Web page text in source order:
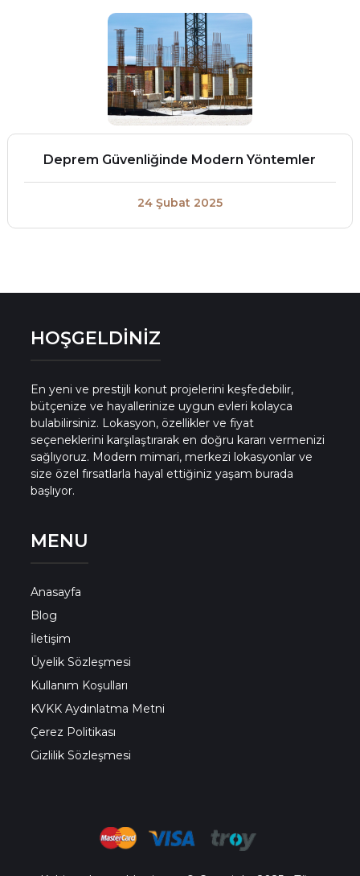
Deprem Güvenliğinde Modern Yöntemler
24 Şubat 2025
HOŞGELDİNİZ
En yeni ve prestijli konut projelerini keşfedebilir,
bütçenize ve hayallerinize uygun evleri kolayca
bulabilirsiniz. Lokasyon, özellikler ve fiyat
seçeneklerini karşılaştırarak en doğru kararı vermenizi
sağlıyoruz. Modern mimari, merkezi lokasyonlar ve
size özel fırsatlarla hayal ettiğiniz yaşam burada
başlıyor.
MENU
Anasayfa
Blog
İletişim
Üyelik Sözleşmesi
Kullanım Koşulları
KVKK Aydınlatma Metni
Çerez Politikası
Gizlilik Sözleşmesi